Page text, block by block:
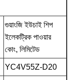
গুয়াংজি ইউচাই শিপ
ইলেকট্রিক পাওয়ার
কোং, লিমিটেড
YC4V55Z-D20